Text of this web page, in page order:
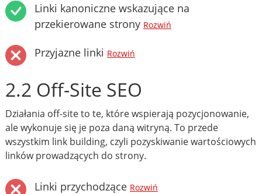
Linki kanoniczne wskazujące na
przekierowane strony Rozwiń
Przyjazne linki Rozwiń
2.2 Off-Site SEO
Działania off-site to te, które wspierają pozycjonowanie,
ale wykonuje się je poza daną witryną. To przede
wszystkim link building, czyli pozyskiwanie wartościowych
linków prowadzących do strony.
Linki przychodzące Rozwiń